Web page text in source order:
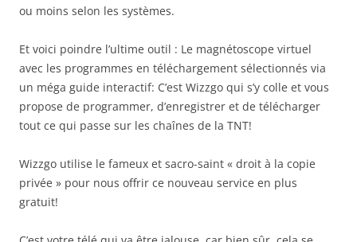
ou moins selon les systèmes.
Et voici poindre l’ultime outil : Le magnétoscope virtuel
avec les programmes en téléchargement sélectionnés via
un méga guide interactif: C’est Wizzgo qui s’y colle et vous
propose de programmer, d’enregistrer et de télécharger
tout ce qui passe sur les chaînes de la TNT!
Wizzgo utilise le fameux et sacro-saint « droit à la copie
privée » pour nous offrir ce nouveau service en plus
gratuit!